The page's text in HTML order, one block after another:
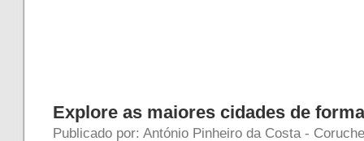
Explore as maiores cidades de
Publicado por: António Pinheiro da Costa -